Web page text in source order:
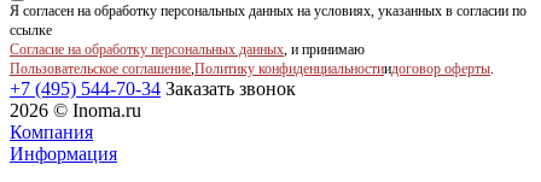
Я согласен на обработку персональных данных на условиях, указанных в согласии по
ссылке
Согласие на обработку персональных данных, и принимаю
Пользовательское соглашение,Политику конфиденциальностиидоговор оферты.
+7 (495) 544-70-34 Заказать звонок
2026 © Inoma.ru
Компания
Информация